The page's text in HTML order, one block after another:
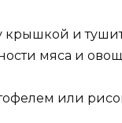
крышкой и
мяса и
или